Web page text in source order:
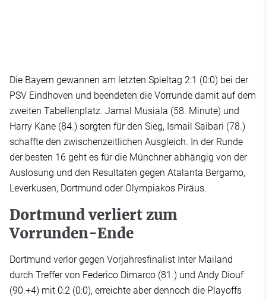
Die Bayern gewannen am letzten Spieltag 2:1 (0:0) bei der
PSV Eindhoven und beendeten die Vorrunde damit auf dem
zweiten Tabellenplatz. Jamal Musiala (58. Minute) und
Harry Kane (84.) sorgten für den Sieg, Ismail Saibari (78.)
schaffte den zwischenzeitlichen Ausgleich. In der Runde
der besten 16 geht es für die Münchner abhängig von der
Auslosung und den Resultaten gegen Atalanta Bergamo,
Leverkusen, Dortmund oder Olympiakos Piräus.
Dortmund verliert zum
Vorrunden-Ende
Dortmund verlor gegen Vorjahresfinalist Inter Mailand
durch Treffer von Federico Dimarco (81.) und Andy Diouf
(90.+4) mit 0:2 (0:0), erreichte aber dennoch die Playoffs